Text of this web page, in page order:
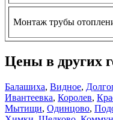
Монтаж трубы
Цены в других
Балашиха, Видное,
Ивантеевка, Королев,
Мытищи, Одинцово,